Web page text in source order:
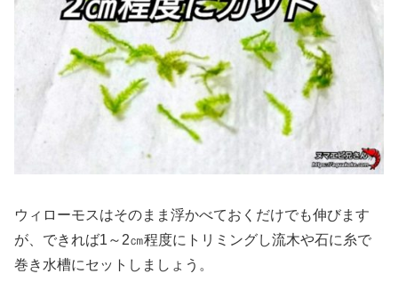
ウィローモスはそのまま浮かべておくだけでも伸びます
が、できれば1～2㎝程度にトリミングし流木や石に糸で
巻き水槽にセットしましょう。